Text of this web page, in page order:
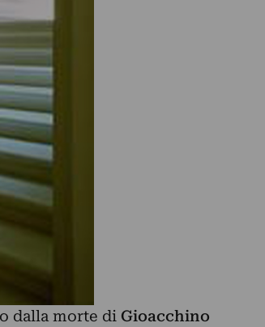
dalla morte di Gioacchino